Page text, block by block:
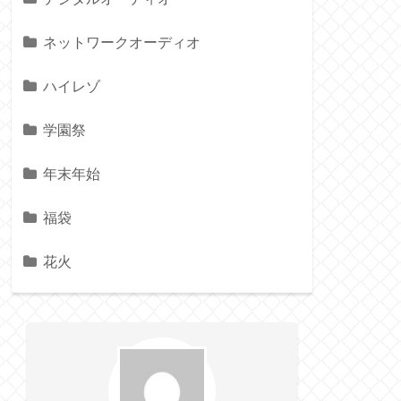
ネットワークオーディオ
ハイレゾ
学園祭
年末年始
福袋
花火